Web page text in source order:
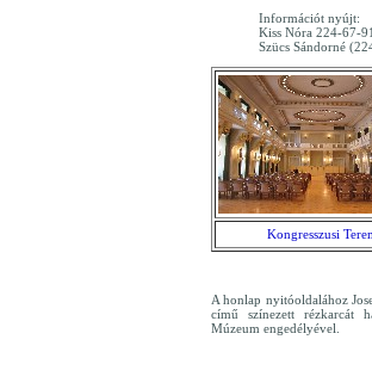
Információt nyújt:
Kiss Nóra 224-67-
Szücs Sándorné
Kongresszusi
A honlap nyitóoldalához
című színezett rézkarcát
Múzeum engedélyével.